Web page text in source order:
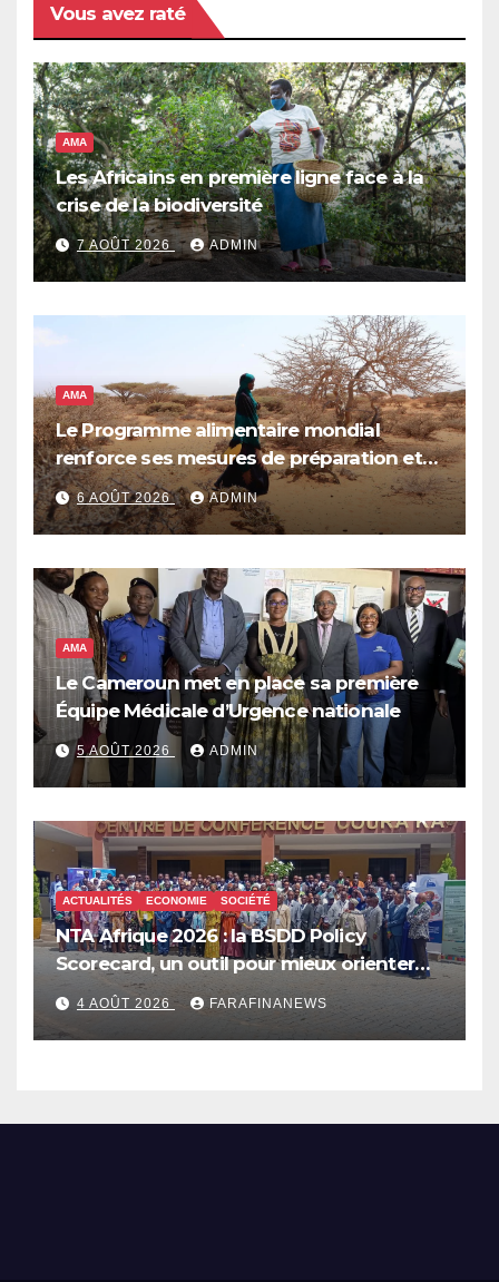
Vous avez raté
AMA
Les Africains en première ligne face à la
crise de la biodiversité
7 AOÛT 2026 ADMIN
AMA
Le Programme alimentaire mondial
renforce ses mesures de préparation et
de réponse face à la menace d’El Niño,
qui pourrait plonger des dizaines de
millions de personnes dans l’insécurité
alimentaire aiguë
6 AOÛT 2026 ADMIN
AMA
Le Cameroun met en place sa première
Équipe Médicale d’Urgence nationale
5 AOÛT 2026 ADMIN
ACTUALITÉS ECONOMIE SOCIÉTÉ
NTA Afrique 2026 : la BSDD Policy
Scorecard, un outil pour mieux orienter
les dépenses publiques
4 AOÛT 2026 FARAFINANEWS